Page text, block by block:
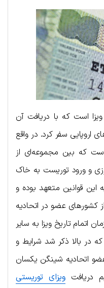
است که با دریافت آن
اروپایی سفر کرد. در واقع
که بین مجموعه‌ای از
و ورود توریست به خاک
این قوانین متعهد بوده و
عضو در اتحادیه
اتمام تاریخ ویزا به سایر
که در بالا ذکر شد شرایط و
اتحادیه شینگن یکسان
دریافتویزای توریستی